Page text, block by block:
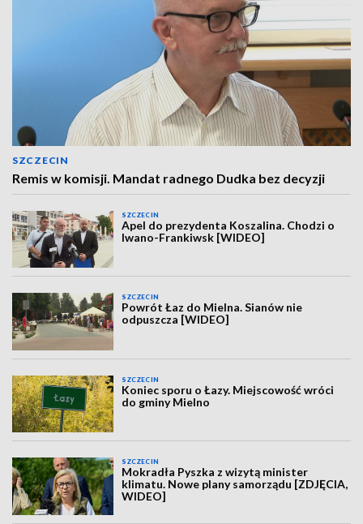
SZCZECIN
Remis w komisji. Mandat radnego Dudka bez decyzji
SZCZECIN
Apel do prezydenta Koszalina. Chodzi o
Iwano-Frankiwsk [WIDEO]
SZCZECIN
Powrót Łaz do Mielna. Sianów nie
odpuszcza [WIDEO]
SZCZECIN
Koniec sporu o Łazy. Miejscowość wróci
do gminy Mielno
SZCZECIN
Mokradła Pyszka z wizytą minister
klimatu. Nowe plany samorządu [ZDJĘCIA,
WIDEO]